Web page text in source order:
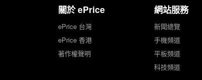
關於 ePrice
ePrice 台灣
ePrice 香港
著作權聲明
網站服務
新聞總覽
手機頻道
平板頻道
科技頻道